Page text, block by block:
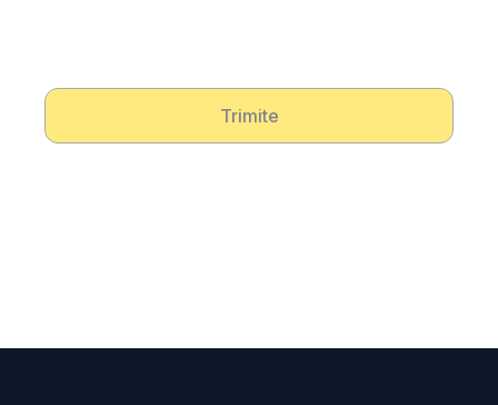
Trimite